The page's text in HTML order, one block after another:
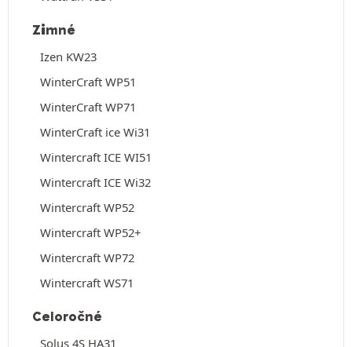
Zimné
Izen KW23
WinterCraft WP51
WinterCraft WP71
WinterCraft ice Wi31
Wintercraft ICE WI51
Wintercraft ICE Wi32
Wintercraft WP52
Wintercraft WP52+
Wintercraft WP72
Wintercraft WS71
Celoročné
Solus 4S HA31